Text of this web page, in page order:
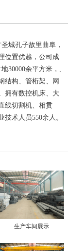
城孔子故里曲阜，
位置优越，公司成
30000余平方米，,
结构、管桁架、网
拥有数控机床、大
线切割机、相贯
术人员550余人。
生产车间展示